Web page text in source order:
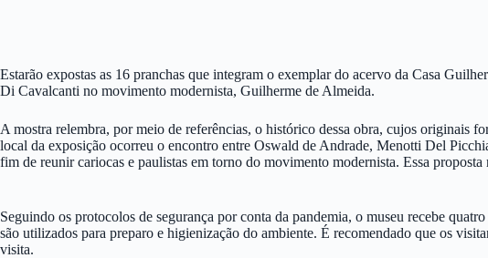
Estarão expostas as 16 pranchas que integram o exemplar do acervo da Casa
Di Cavalcanti no movimento modernista, Guilherme de Almeida.
A mostra relembra, por meio de referências, o histórico dessa obra, cujos originais
local da exposição ocorreu o encontro entre Oswald de Andrade, Menotti Del
fim de reunir cariocas e paulistas em torno do movimento modernista. Essa
Seguindo os protocolos de segurança por conta da pandemia, o museu recebe
são utilizados para preparo e higienização do ambiente. É recomendado que os
visita.